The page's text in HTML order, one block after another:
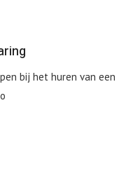
bij het huren van een